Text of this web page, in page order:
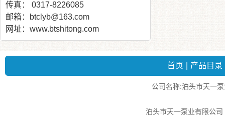
传真： 0317-8226085
邮箱：btclyb@163.com
网址：www.btshitong.com
首页 产品目录
公司名称:泊头市天一
泊头市天一泵业有限公